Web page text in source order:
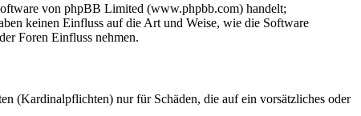
von phpBB Limited (www.phpbb.com) handelt;
keinen Einfluss auf die Art und Weise, wie die Software
Foren Einfluss nehmen.
(Kardinalpflichten) nur für Schäden, die auf ein vorsätzliches oder